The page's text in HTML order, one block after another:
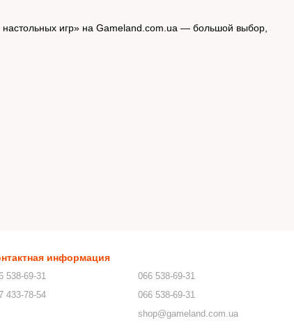
игр» на Gameland.com.ua — большой выбор,
информация
538-69-31
433-78-54
066 538-69-31
066 538-69-31
shop@gameland.com.ua